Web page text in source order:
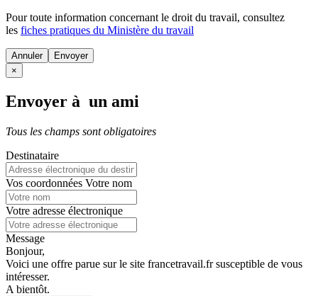
Pour toute information concernant le droit du travail, consultez
les fiches pratiques du Ministère du travail
Annuler
×
Envoyer à un ami
Tous les champs sont obligatoires
Destinataire
Vos coordonnées Votre nom
Votre adresse électronique
Message
Bonjour,
Voici une offre parue sur le site francetravail.fr susceptible de vous
intéresser.
A bientôt.